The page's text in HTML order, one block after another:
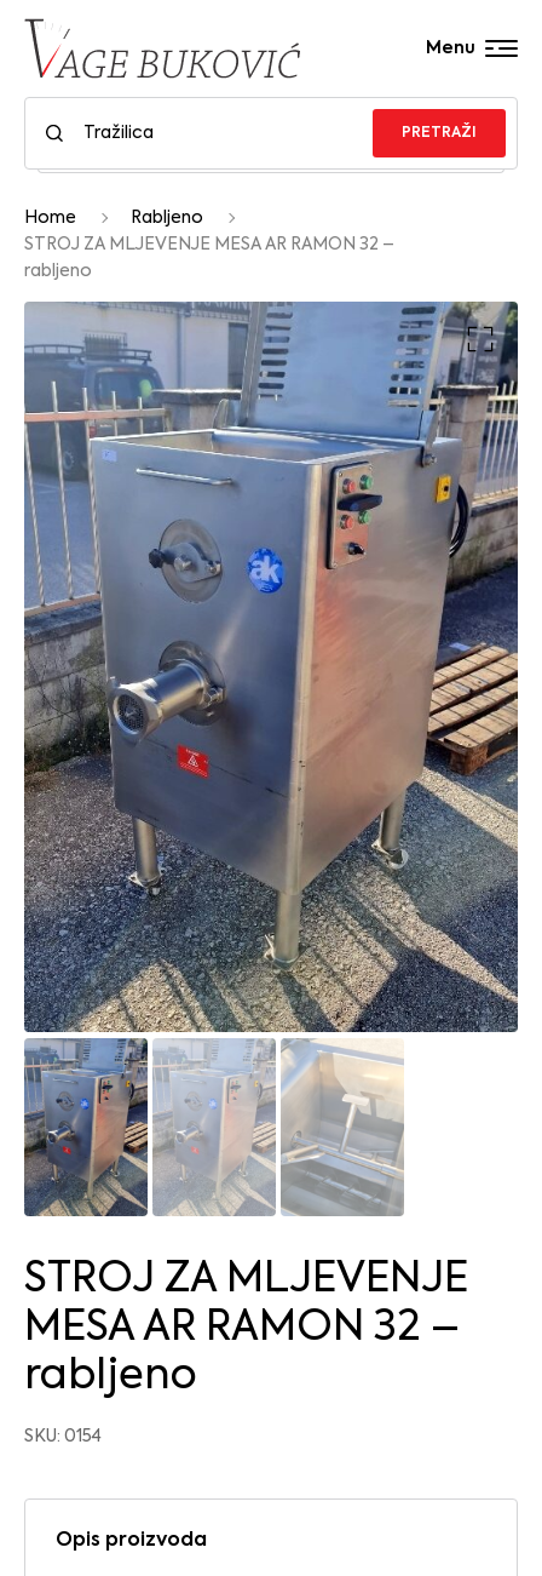
PRETRAŽI
Menu
Home
Rabljeno
STROJ ZA MLJEVENJE MESA AR RAMON 32 –
rabljeno
STROJ ZA MLJEVENJE
MESA AR RAMON 32 –
rabljeno
SKU: 0154
Opis proizvoda